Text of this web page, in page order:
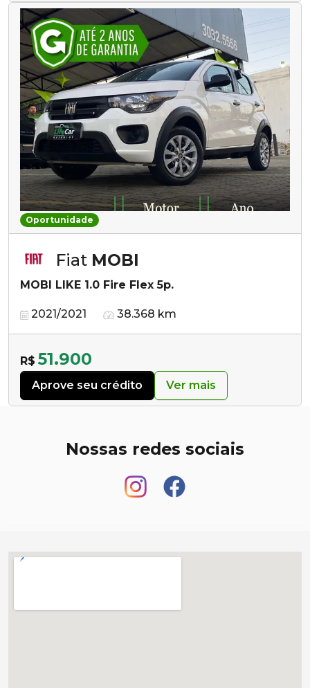
Oportunidade
Fiat MOBI
MOBI LIKE 1.0 Fire Flex 5p.
2021/2021 38.368 km
R$ 51.900
Aprove seu crédito Ver mais
Nossas redes sociais